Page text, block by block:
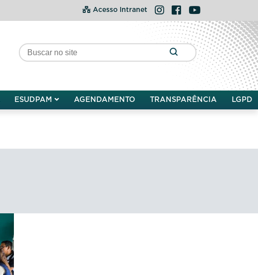
Acesso Intranet Instagram
FacebookYouTube
ESUDPAM AGENDAMENTO TRANSPARÊNCIA LGPD